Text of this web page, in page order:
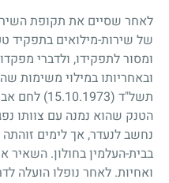
לאחר שסיים את תקופת
של שירות-מילואים בתפקיד
ומסור לתפקידו, ולדברי
ובאחריותו במילוי משימות
תשל"ד (15.10.1973)
לחם
הטנק שהוא נמנה עם צוותו
נחשב לנעדר, אך לימים זוהתה
בבית-העלמין בחולון. השאיר
ואחיות. לאחר נופלו הועלה